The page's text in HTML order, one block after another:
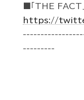
■「THE
https://
---------